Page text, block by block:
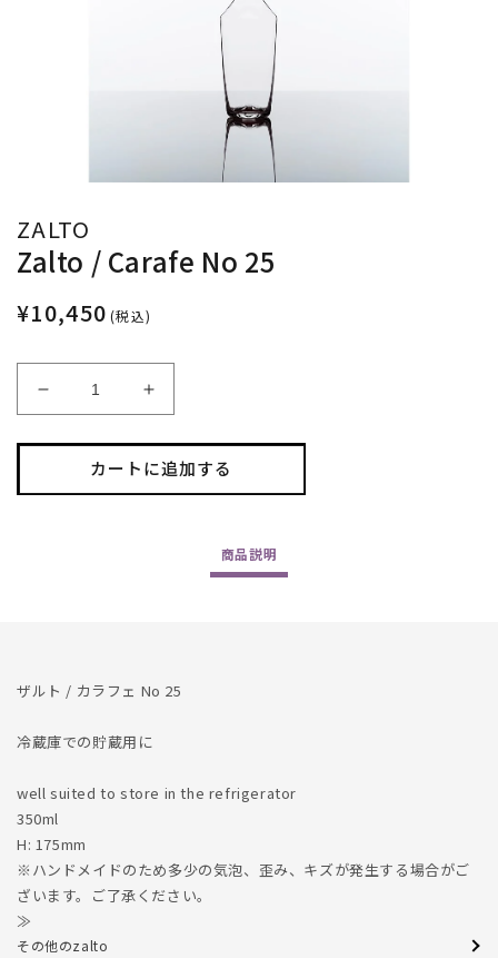
ZALTO
Zalto / Carafe No 25
¥10,450 (税込)
/
Carafe
25
Zalto
/
Carafe
No
25
カートに追加する
商品説明
ザルト / カラフェ No 25
冷蔵庫での貯蔵用に
well suited to store in the refrigerator
350ml
H: 175mm
※ハンドメイドのため多少の気泡、歪み、キズが発生する場合がご
ざいます。ご了承ください。
≫
その他のzalto